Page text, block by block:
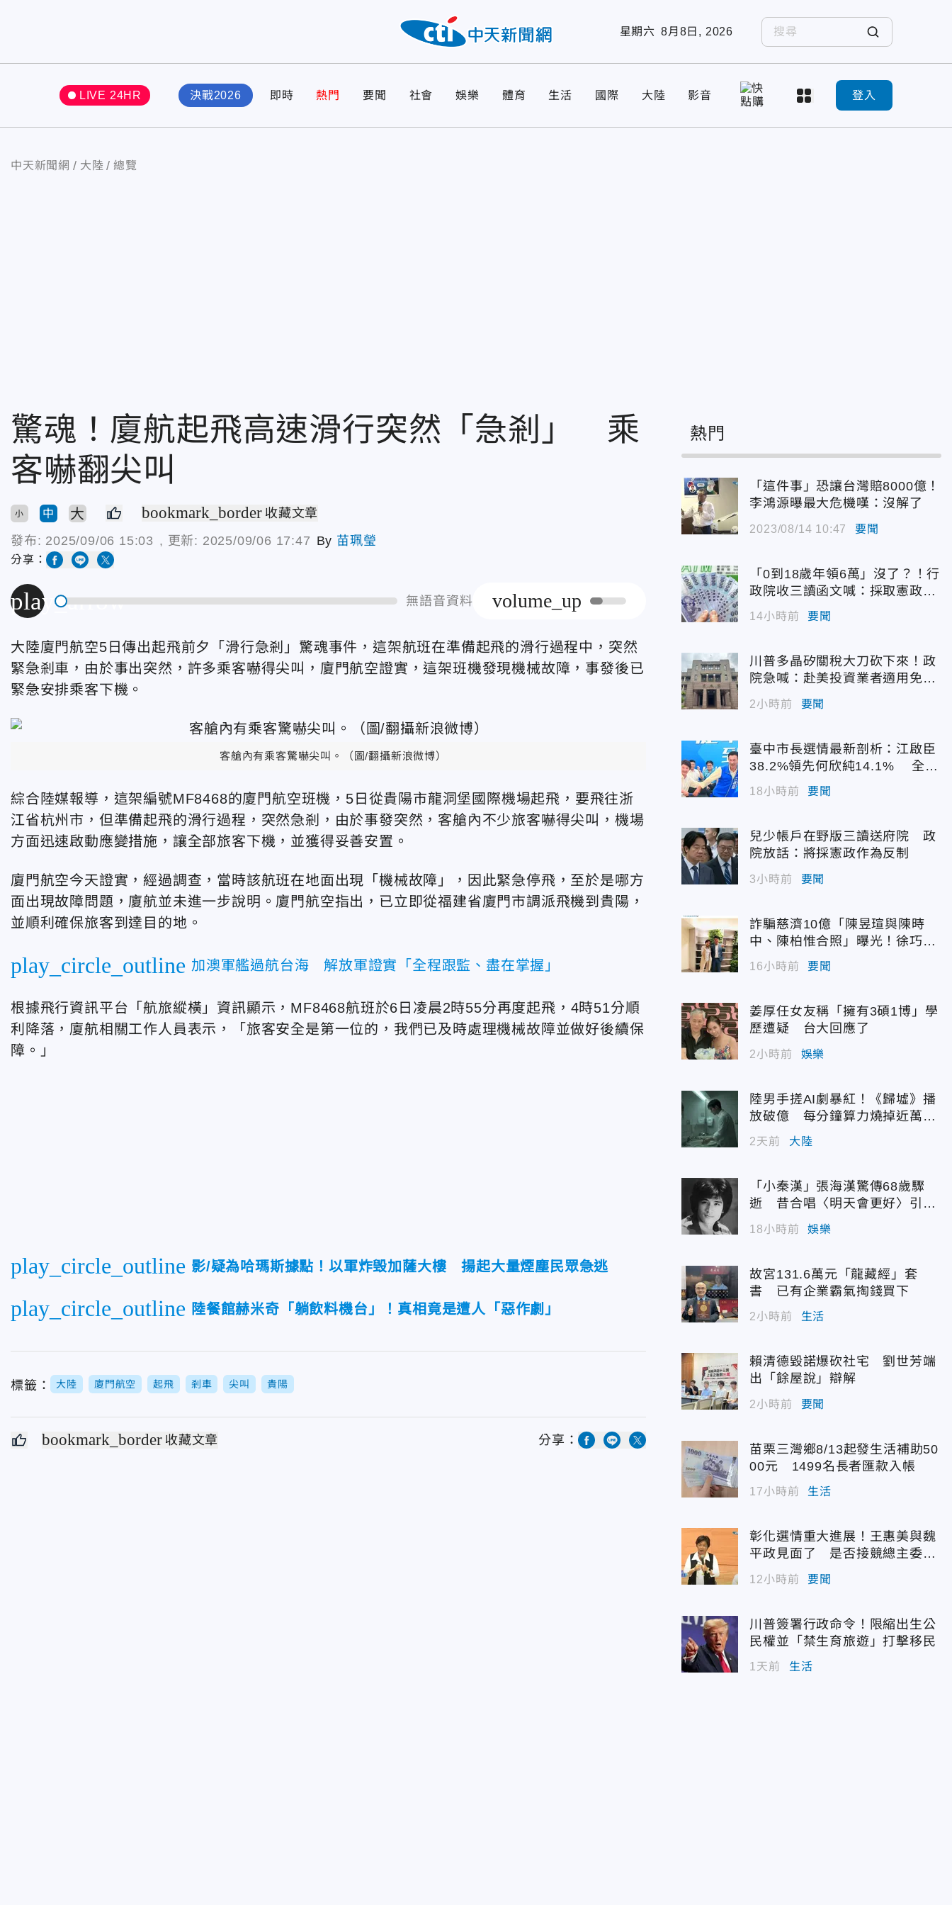
星期六 8月8日, 2026
LIVE 24HR 決戰2026 即時 熱門 要聞 社會 娛樂 體育 生活 國際 大陸 影音 登入
中天新聞網 大陸 總覽
驚魂！廈航起飛高速滑行突然「急剎」 乘
客嚇翻尖叫
小 中 大 bookmark_border 收藏文章
發布: 2025/09/06 15:03 , 更新: 2025/09/06 17:47 By 苗珮瑩
分享：
play_arrow 無語音資料 volume_up
大陸廈門航空5日傳出起飛前夕「滑行急剎」驚魂事件，這架航班在準備起飛的滑行過程中，突然
緊急剎車，由於事出突然，許多乘客嚇得尖叫，廈門航空證實，這架班機發現機械故障，事發後已
緊急安排乘客下機。
客艙內有乘客驚嚇尖叫。（圖/翻攝新浪微博）
綜合陸媒報導，這架編號MF8468的廈門航空班機，5日從貴陽市龍洞堡國際機場起飛，要飛往浙
江省杭州市，但準備起飛的滑行過程，突然急剎，由於事發突然，客艙內不少旅客嚇得尖叫，機場
方面迅速啟動應變措施，讓全部旅客下機，並獲得妥善安置。
廈門航空今天證實，經過調查，當時該航班在地面出現「機械故障」，因此緊急停飛，至於是哪方
面出現故障問題，廈航並未進一步說明。廈門航空指出，已立即從福建省廈門市調派飛機到貴陽，
並順利確保旅客到達目的地。
play_circle_outline 加澳軍艦過航台海 解放軍證實「全程跟監、盡在掌握」
根據飛行資訊平台「航旅縱橫」資訊顯示，MF8468航班於6日凌晨2時55分再度起飛，4時51分順
利降落，廈航相關工作人員表示，「旅客安全是第一位的，我們已及時處理機械故障並做好後續保
障。」
play_circle_outline 影/疑為哈瑪斯據點！以軍炸毁加薩大樓 揚起大量煙塵民眾急逃
play_circle_outline 陸餐館赫米奇「躺飲料機台」！真相竟是遭人「惡作劇」
標籤： 大陸 廈門航空 起飛 剎車 尖叫 貴陽
bookmark_border 收藏文章 分享：
熱門
「這件事」恐讓台灣賠8000億！
李鴻源曝最大危機嘆：沒解了
2023/08/14 10:47 要聞
「0到18歲年領6萬」沒了？！行
政院收三讀函文喊：採取憲政作
14小時前 要聞
川普多晶矽關稅大刀砍下來！政
院急喊：赴美投資業者適用免稅
配額
2小時前 要聞
臺中市長選情最新剖析：江啟臣
38.2%領先何欣純14.1% 全世
代支持度全面居首
18小時前 要聞
兒少帳戶在野版三讀送府院 政
院放話：將採憲政作為反制
3小時前 要聞
詐騙慈濟10億「陳昱瑄與陳時
中、陳柏惟合照」曝光！徐巧芯
震撼出手
16小時前 要聞
姜厚任女友稱「擁有3碩1博」學
歷遭疑 台大回應了
2小時前 娛樂
陸男手搓AI劇暴紅！《歸墟》播
放破億 每分鐘算力燒掉近萬台
2天前 大陸
「小秦漢」張海漢驚傳68歲驟
逝 昔合唱〈明天會更好〉引追
18小時前 娛樂
故宮131.6萬元「龍藏經」套
書 已有企業霸氣掏錢買下
2小時前 生活
賴清德毀諾爆砍社宅 劉世芳端
出「餘屋說」辯解
2小時前 要聞
苗栗三灣鄉8/13起發生活補助50
00元 1499名長者匯款入帳
17小時前 生活
彰化選情重大進展！王惠美與魏
平政見面了 是否接競總主委態
度曝光
12小時前 要聞
川普簽署行政命令！限縮出生公
民權並「禁生育旅遊」打擊移民
1天前 生活